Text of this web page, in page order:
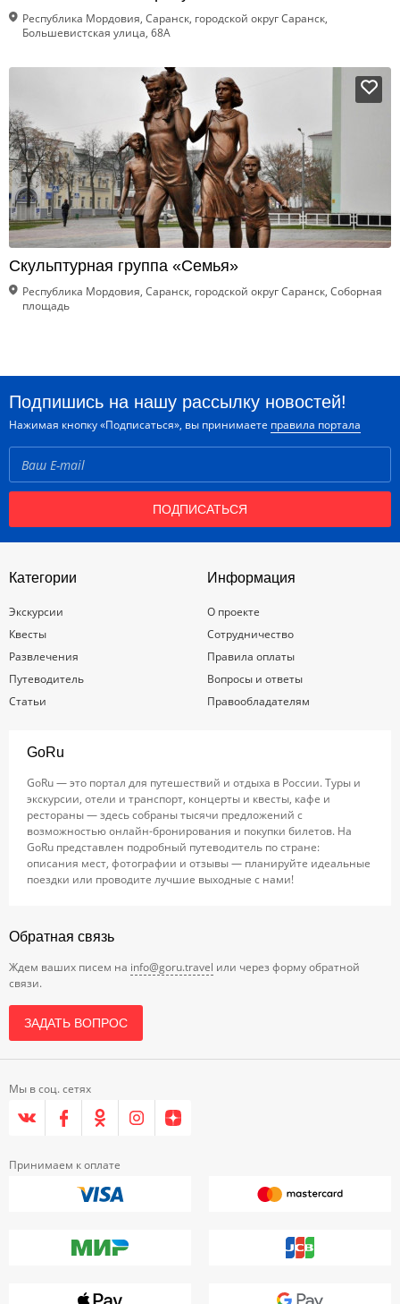
Республика Мордовия, Саранск, городской округ Саранск,
Большевистская улица, 68А
Скульптурная группа «Семья»
Республика Мордовия, Саранск, городской округ Саранск, Соборная
площадь
Подпишись на нашу рассылку новостей!
Нажимая кнопку «Подписаться», вы принимаете правила портала
ПОДПИСАТЬСЯ
Категории
Экскурсии
Квесты
Развлечения
Путеводитель
Статьи
Информация
О проекте
Сотрудничество
Правила оплаты
Вопросы и ответы
Правообладателям
GoRu
GoRu — это портал для путешествий и отдыха в России. Туры и
экскурсии, отели и транспорт, концерты и квесты, кафе и
рестораны — здесь собраны тысячи предложений с
возможностью онлайн-бронирования и покупки билетов. На
GoRu представлен подробный путеводитель по стране:
описания мест, фотографии и отзывы — планируйте идеальные
поездки или проводите лучшие выходные с нами!
Обратная связь
Ждем ваших писем на info@goru.travel или через форму обратной
связи.
ЗАДАТЬ ВОПРОС
Мы в соц. сетях
Принимаем к оплате